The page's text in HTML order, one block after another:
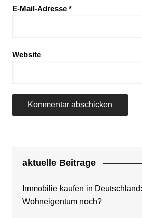
E-Mail-Adresse *
Website
aktuelle Beitrage
Immobilie kaufen in
Wohneigentum noch?